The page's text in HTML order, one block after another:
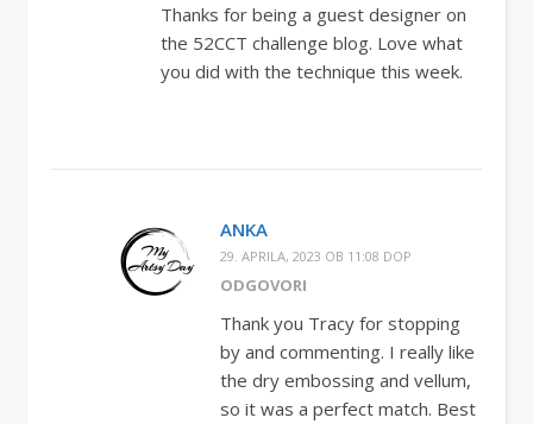
Thanks for being a guest designer on
the 52CCT challenge blog. Love what
you did with the technique this week.
ANKA
29. APRILA, 2023 OB 11:08 DOP
ODGOVORI
Thank you Tracy for stopping
by and commenting. I really like
the dry embossing and vellum,
so it was a perfect match. Best